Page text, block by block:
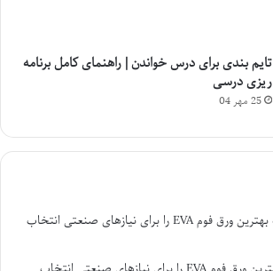
تایم بندی برای درس خواندن | راهنمای کامل برنامه
ریزی درسی
25 مهر 04
چگونه بهترین ورق فوم EVA را برای نیازهای صنعتی انتخاب